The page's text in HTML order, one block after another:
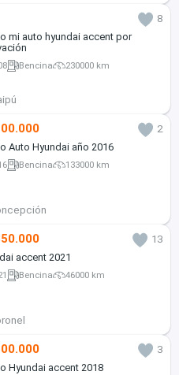
8
mi auto hyundai accent por
Bencina 230000 km
2
Auto Hyundai año 2016
Bencina 133000 km
13
accent 2021
Bencina 46000 km
3
Hyundai accent 2018